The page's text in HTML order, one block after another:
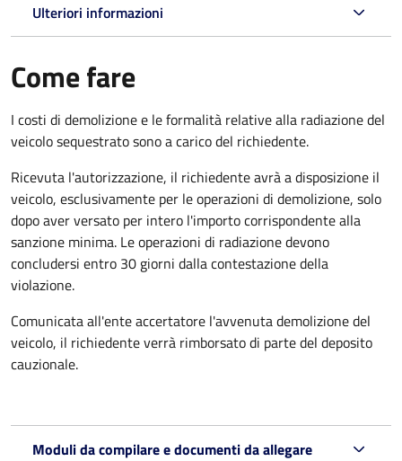
Ulteriori informazioni
Come fare
I costi di demolizione e le formalità relative alla radiazione del
veicolo sequestrato sono a carico del richiedente.
Ricevuta l'autorizzazione, il richiedente avrà a disposizione il
veicolo, esclusivamente per le operazioni di demolizione, solo
dopo aver versato per intero l'importo corrispondente alla
sanzione minima. Le operazioni di radiazione devono
concludersi entro 30 giorni dalla contestazione della
violazione.
Comunicata all'ente accertatore l'avvenuta demolizione del
veicolo, il richiedente verrà rimborsato di parte del deposito
cauzionale.
Moduli da compilare e documenti da allegare